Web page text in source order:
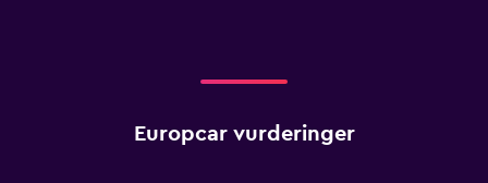
Europcar vurderinger